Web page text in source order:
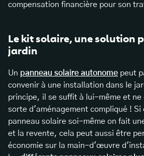
compensation financière pour son
Le kit solaire, une solution
jardin
Un panneau solaire autonome peut
convenir à une installation dans le
principe, il se suffit à lui-même et ne
sorte d'aménagement compliqué ! Si
panneau solaire soi-même on fait
et la revente, cela peut aussi être
économie sur la main-d'œuvre